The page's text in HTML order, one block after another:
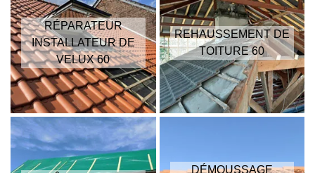
RÉPARATEUR
INSTALLATEUR DE
VELUX 60
REHAUSSEMENT DE
TOITURE 60
DÉMOUSSAGE